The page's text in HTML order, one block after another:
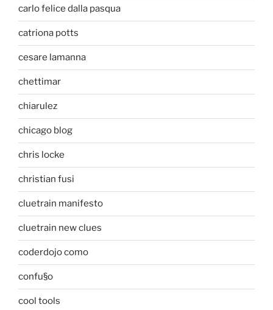
carlo felice dalla pasqua
catriona potts
cesare lamanna
chettimar
chiarulez
chicago blog
chris locke
christian fusi
cluetrain manifesto
cluetrain new clues
coderdojo como
confu§o
cool tools